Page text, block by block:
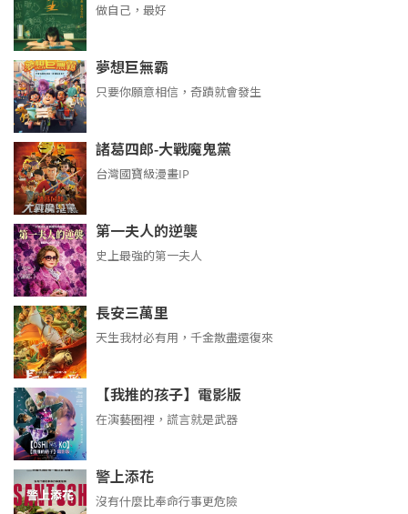
做自己，最好
夢想巨無霸
只要你願意相信，奇蹟就會發生
諸葛四郎-大戰魔鬼黨
台灣國寶級漫畫IP
第一夫人的逆襲
史上最強的第一夫人
長安三萬里
天生我材必有用，千金散盡還復來
【我推的孩子】電影版
在演藝圈裡，謊言就是武器
警上添花
沒有什麼比奉命行事更危險